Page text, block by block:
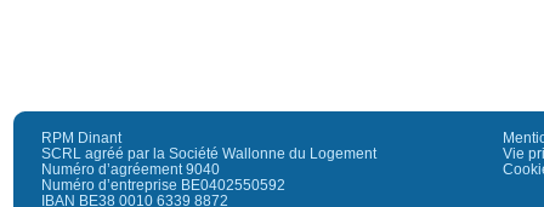
RPM Dinant
SCRL agréé par la Société Wallonne du Logement
Numéro d’agréement 9040
Numéro d’entreprise BE0402550592
IBAN BE38 0010 6339 8872
Vie